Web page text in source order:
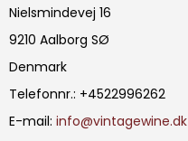
Nielsmindevej 16
9210 Aalborg SØ
Denmark
Telefonnr.: +4522996262
E-mail: info@vintagewine.dk